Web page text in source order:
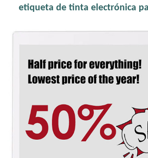
etiqueta de tinta electrónica